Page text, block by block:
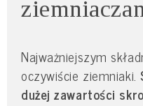
Najważniejszym
oczywiście ziemniaki.
dużej zawartości